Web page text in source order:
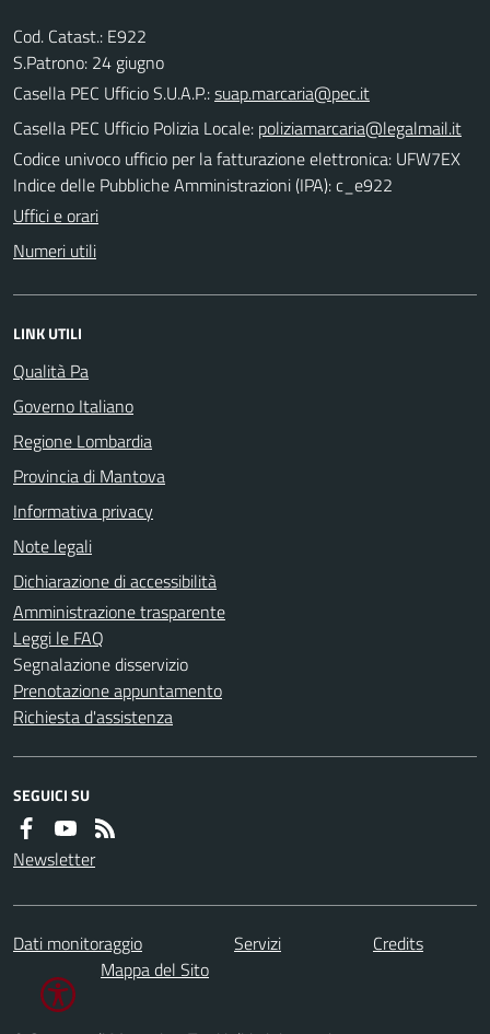
Cod. Catast.: E922
S.Patrono: 24 giugno
Casella PEC Ufficio S.U.A.P.:suap.marcaria@pec.it
Casella PEC Ufficio Polizia Locale: poliziamarcaria@legalmail.it
Codice univoco ufficio per la fatturazione elettronica: UFW7EX
Indice delle Pubbliche Amministrazioni (IPA): c_e922
Uffici e orari
Numeri utili
LINK UTILI
Qualità Pa
Governo Italiano
Regione Lombardia
Provincia di Mantova
Informativa privacy
Note legali
Dichiarazione di accessibilità
Amministrazione trasparente
Leggi le FAQ
Segnalazione disservizio
Prenotazione appuntamento
Richiesta d'assistenza
SEGUICI SU
Newsletter
Dati monitoraggio Servizi
Credits
Mappa del Sito